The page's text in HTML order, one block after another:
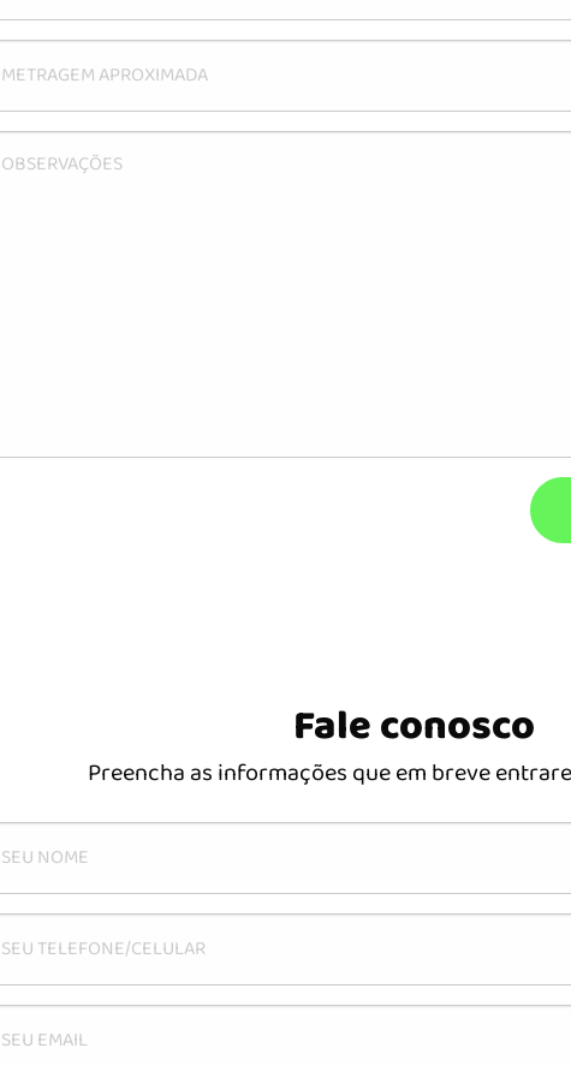
Fale conosco
Preencha as informações que em breve